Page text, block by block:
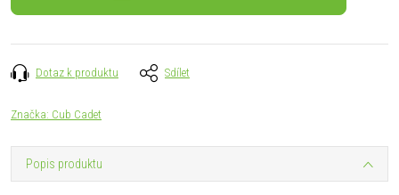
Dotaz k produktu Sdílet
Značka: Cub Cadet
Popis produktu